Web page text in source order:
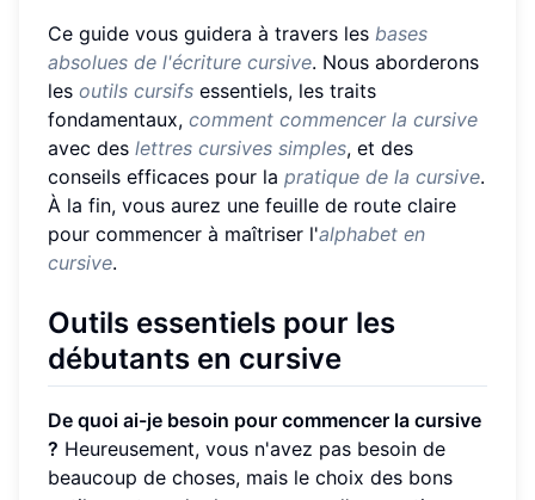
Ce guide vous guidera à travers les bases
absolues de l'écriture cursive. Nous aborderons
les outils cursifs essentiels, les traits
fondamentaux, comment commencer la cursive
avec des lettres cursives simples, et des
conseils efficaces pour la pratique de la cursive.
À la fin, vous aurez une feuille de route claire
pour commencer à maîtriser l'alphabet en
cursive.
Outils essentiels pour les
débutants en cursive
De quoi ai-je besoin pour commencer la cursive
? Heureusement, vous n'avez pas besoin de
beaucoup de choses, mais le choix des bons